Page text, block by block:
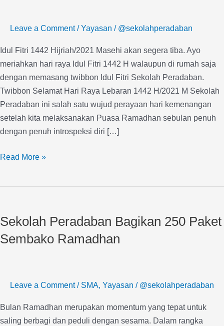
Leave a Comment /Yayasan / @sekolahperadaban
Idul Fitri 1442 Hijriah/2021 Masehi akan segera tiba. Ayo
meriahkan hari raya Idul Fitri 1442 H walaupun di rumah saja
dengan memasang twibbon Idul Fitri Sekolah Peradaban.
Twibbon Selamat Hari Raya Lebaran 1442 H/2021 M Sekolah
Peradaban ini salah satu wujud perayaan hari kemenangan
setelah kita melaksanakan Puasa Ramadhan sebulan penuh
dengan penuh introspeksi diri […]
Read More »
Sekolah Peradaban Bagikan 250 Paket
Sembako Ramadhan
Leave a Comment / SMA, Yayasan / @sekolahperadaban
Bulan Ramadhan merupakan momentum yang tepat untuk
saling berbagi dan peduli dengan sesama. Dalam rangka
Bagikan
250